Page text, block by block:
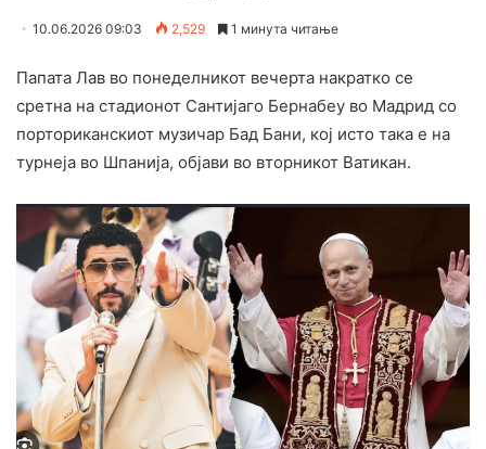
10.06.2026 09:03 2,529 1 минута читање
Папата Лав во понеделникот вечерта накратко се
сретна на стадионот Сантијаго Бернабеу во Мадрид со
порториканскиот музичар Бад Бани, кој исто така е на
турнеја во Шпанија, објави во вторникот Ватикан.